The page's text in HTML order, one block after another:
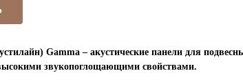
Gamma – акустические панели для
звукопоглощающими свойствами.